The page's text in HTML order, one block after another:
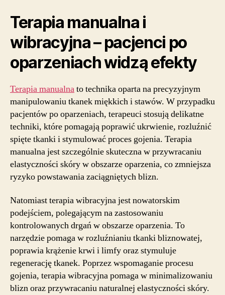
Terapia manualna i
wibracyjna – pacjenci po
oparzeniach widzą efekty
Terapia manualnato technika oparta na precyzyjnym
manipulowaniu tkanek miękkich i stawów. W przypadku
pacjentów po oparzeniach, terapeuci stosują delikatne
techniki, które pomagają poprawić ukrwienie, rozluźnić
spięte tkanki i stymulować proces gojenia. Terapia
manualna jest szczególnie skuteczna w przywracaniu
elastyczności skóry w obszarze oparzenia, co zmniejsza
ryzyko powstawania zaciągniętych blizn.
Natomiast terapia wibracyjna jest nowatorskim
podejściem, polegającym na zastosowaniu
kontrolowanych drgań w obszarze oparzenia. To
narzędzie pomaga w rozluźnianiu tkanki bliznowatej,
poprawia krążenie krwi i limfy oraz stymuluje
regenerację tkanek. Poprzez wspomaganie procesu
gojenia, terapia wibracyjna pomaga w minimalizowaniu
blizn oraz przywracaniu naturalnej elastyczności skóry.